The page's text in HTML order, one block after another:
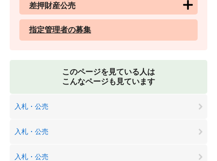
差押財産公売
指定管理者の募集
このページを見ている人は
こんなページも見ています
入札・公売
入札・公売
入札・公売